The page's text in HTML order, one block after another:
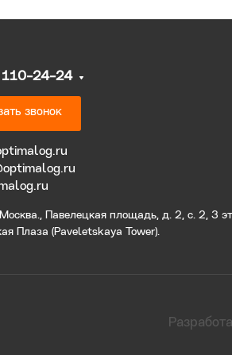
110-24-24
звонок
Павелецкая площадь, д. 2, с. 2, 3
Плаза (Paveletskaya Tower).